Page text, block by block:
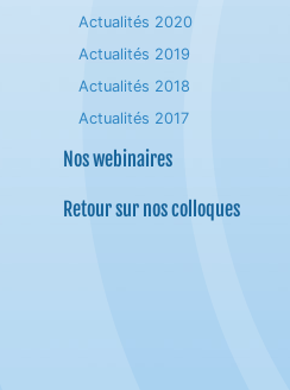
Actualités 2020
Actualités 2019
Actualités 2018
Actualités 2017
Nos webinaires
Retour sur nos colloques